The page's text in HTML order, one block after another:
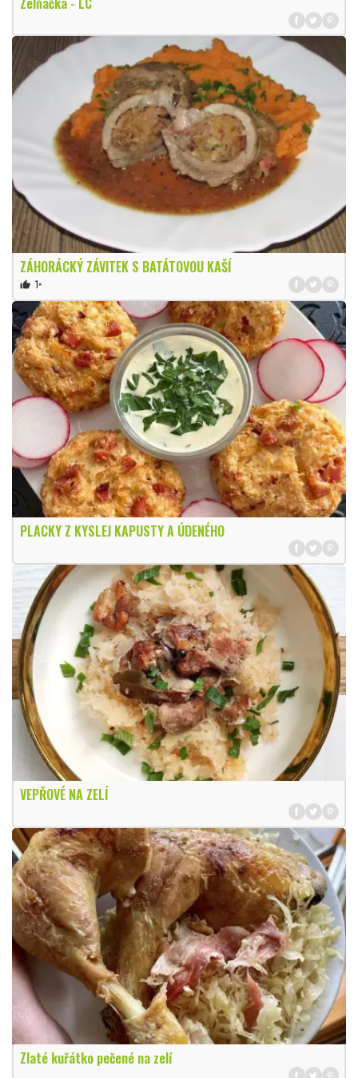
ZÁHORÁCKÝ ZÁVITEK S BATÁTOVOU KAŠÍ
thumb_up 1×
PLACKY Z KYSLEJ KAPUSTY A ÚDENÉHO
VEPŘOVÉ NA ZELÍ
Zlaté kuřátko pečené na zelí